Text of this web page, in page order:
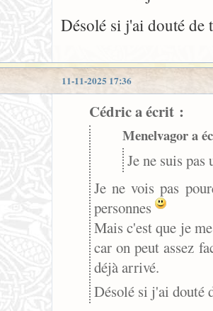
Désolé si j'ai douté
11-11-2025 17:36
Cédric a écrit :
Menelvagor a
Je ne suis
Je ne vois pas
personnes
Mais c'est que je
car on peut assez
déjà arrivé.
Désolé si j'ai douté